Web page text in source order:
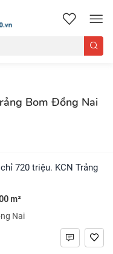
nhadatdongnai360.vn
Bom Đồng Nai
m²
Nai